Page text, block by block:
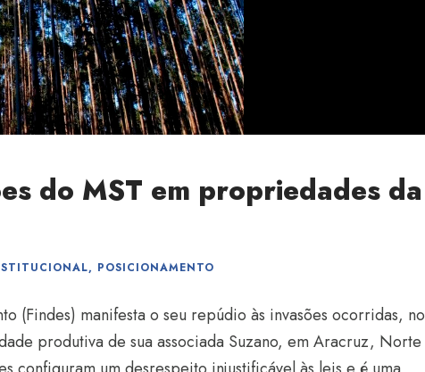
do MST em propriedades da
, POSICIONAMENTO
(Findes) manifesta o seu repúdio às invasões ocorridas, no
produtiva de sua associada Suzano, em Aracruz, Norte